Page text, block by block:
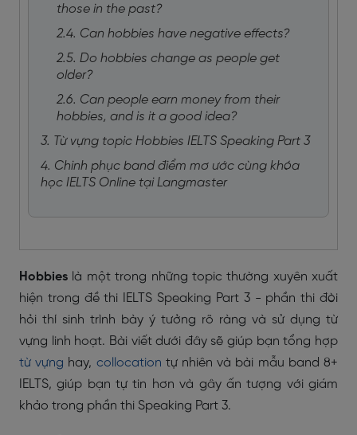
those in the past?
2.4. Can hobbies have negative effects?
2.5. Do hobbies change as people get
older?
2.6. Can people earn money from their
hobbies, and is it a good idea?
3. Từ vựng topic Hobbies IELTS Speaking Part 3
4. Chinh phục band điểm mơ ước cùng khóa
học IELTS Online tại Langmaster
Hobbies là một trong những topic thường xuyên xuất
hiện trong đề thi IELTS Speaking Part 3 - phần thi đòi
hỏi thí sinh trình bày ý tưởng rõ ràng và sử dụng từ
vựng linh hoạt. Bài viết dưới đây sẽ giúp bạn tổng hợp
từ vựng hay, collocation tự nhiên và bài mẫu band 8+
IELTS, giúp bạn tự tin hơn và gây ấn tượng với giám
khảo trong phần thi Speaking Part 3.